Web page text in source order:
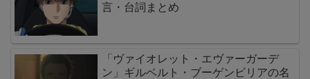
言・台詞まとめ
「ヴァイオレット・エヴァーガーデ
ン」ギルベルト・ブーゲンビリアの名